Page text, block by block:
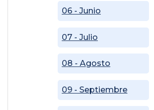
06 - Junio
07 - Julio
08 - Agosto
09 - Septiembre